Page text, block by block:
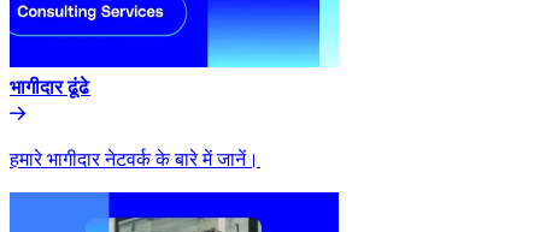
भागीदार ढूंढे​​
हमारे भागीदार नेटवर्क के बारे में जानें।​​